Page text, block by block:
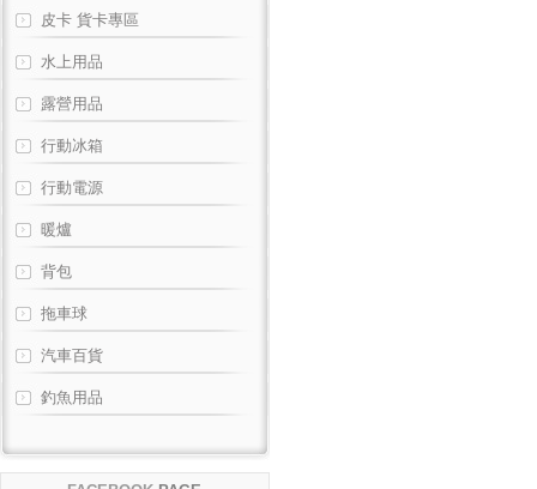
皮卡 貨卡專區
水上用品
露營用品
行動冰箱
行動電源
暖爐
背包
拖車球
汽車百貨
釣魚用品